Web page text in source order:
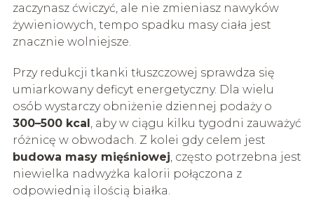
zaczynasz ćwiczyć, ale nie zmieniasz nawyków
żywieniowych, tempo spadku masy ciała jest
znacznie wolniejsze.
Przy redukcji tkanki tłuszczowej sprawdza się
umiarkowany deficyt energetyczny. Dla wielu
osób wystarczy obniżenie dziennej podaży o
300–500 kcal , aby w ciągu kilku tygodni zauważyć
różnicę w obwodach. Z kolei gdy celem jest
budowa masy mięśniowej, często potrzebna jest
niewielka nadwyżka kalorii połączona z
odpowiednią ilością białka.